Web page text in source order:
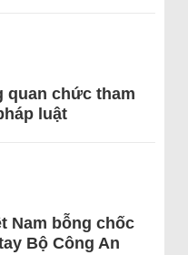
quan chức tham
luật
Nam bỗng chốc
Bộ Công An